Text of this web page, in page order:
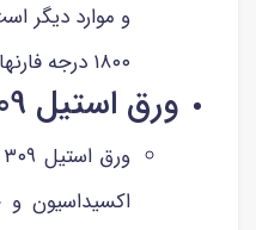
و موارد دیگر
۱۸۰۰ درجه فارنهایت قابل استفاده است.
ورق استیل 309 (نسوز)
اکسیداسیون